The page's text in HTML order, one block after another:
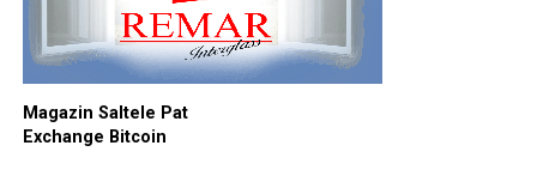
Magazin Saltele Pat
Exchange Bitcoin